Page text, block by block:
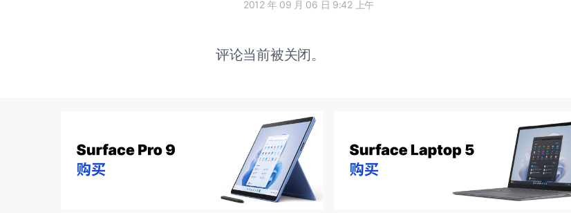
2012 年 09 月 06 日 9:42 上午
评论当前被关闭。